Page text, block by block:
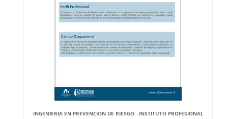
INGENIERIA EN PREVENCION DE RIESGO - INSTITUTO PROFESIONAL